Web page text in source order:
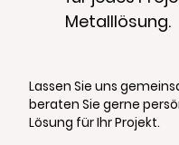
Metalllösung.
Lassen Sie uns
beraten Sie gerne
Lösung für Ihr Projekt.